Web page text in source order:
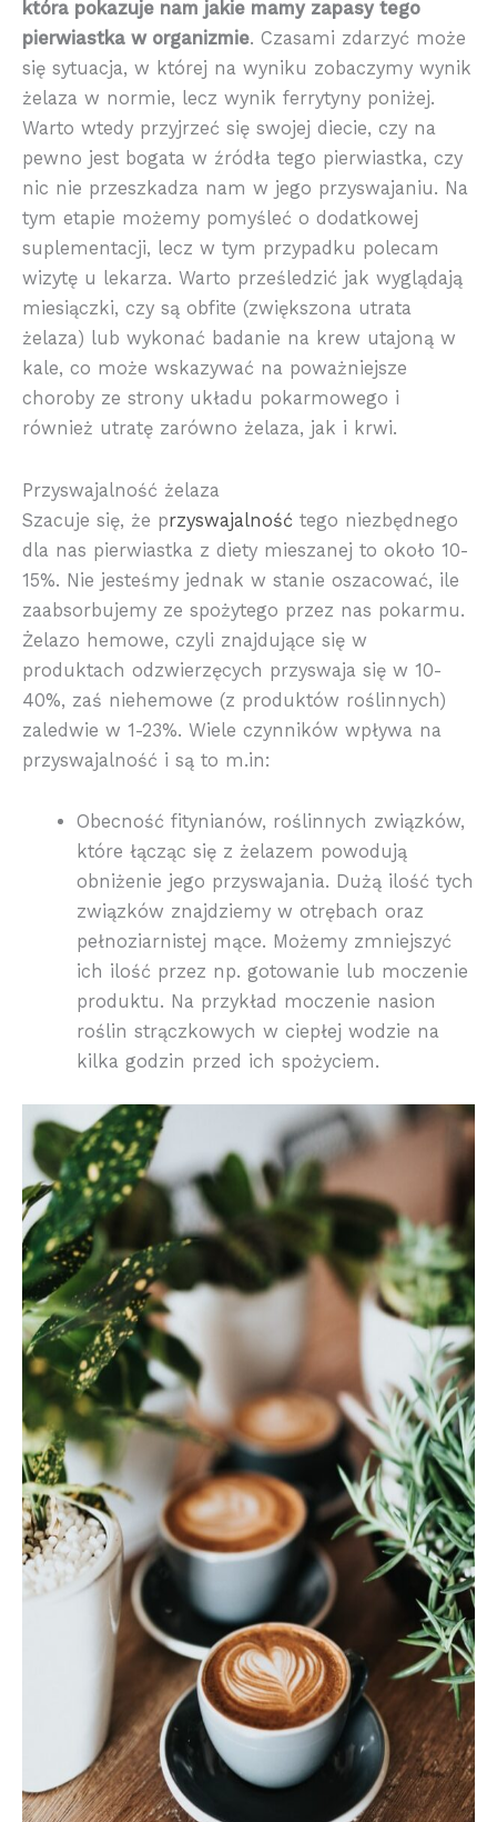
która pokazuje nam jakie mamy zapasy tego
pierwiastka w organizmie. Czasami zdarzyć może
się sytuacja, w której na wyniku zobaczymy wynik
żelaza w normie, lecz wynik ferrytyny poniżej.
Warto wtedy przyjrzeć się swojej diecie, czy na
pewno jest bogata w źródła tego pierwiastka, czy
nic nie przeszkadza nam w jego przyswajaniu. Na
tym etapie możemy pomyśleć o dodatkowej
suplementacji, lecz w tym przypadku polecam
wizytę u lekarza. Warto prześledzić jak wyglądają
miesiączki, czy są obfite (zwiększona utrata
żelaza) lub wykonać badanie na krew utajoną w
kale, co może wskazywać na poważniejsze
choroby ze strony układu pokarmowego i
również utratę zarówno żelaza, jak i krwi.
Przyswajalność żelaza
Szacuje się, że przyswajalność tego niezbędnego
dla nas pierwiastka z diety mieszanej to około 10-
15%. Nie jesteśmy jednak w stanie oszacować, ile
zaabsorbujemy ze spożytego przez nas pokarmu.
Żelazo hemowe, czyli znajdujące się w
produktach odzwierzęcych przyswaja się w 10-
40%, zaś niehemowe (z produktów roślinnych)
zaledwie w 1-23%. Wiele czynników wpływa na
przyswajalność i są to m.in:
Obecność fitynianów, roślinnych związków,
które łącząc się z żelazem powodują
obniżenie jego przyswajania. Dużą ilość tych
związków znajdziemy w otrębach oraz
pełnoziarnistej mące. Możemy zmniejszyć
ich ilość przez np. gotowanie lub moczenie
produktu. Na przykład moczenie nasion
roślin strączkowych w ciepłej wodzie na
kilka godzin przed ich spożyciem.